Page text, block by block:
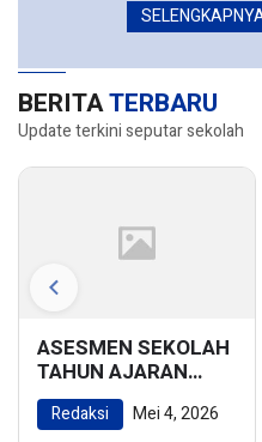
BERITATERBARU
Update terkini seputar sekolah
ASESMEN SEKOLAH
TAHUN AJARAN
2025/2026
Redaksi Mei 4, 2026